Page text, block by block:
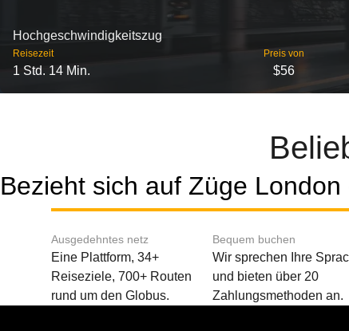
Hochgeschwindigkeitszug
Reisezeit
1 Std. 14 Min.
Preis von
$56
Bezieht sich auf Züge London
Ausgedehntes netz
Eine Plattform, 34+
Reiseziele, 700+ Routen
rund um den Globus.
Bequem buchen
Wir sprechen Ihre
und bieten über 20
Zahlungsmethoden an.